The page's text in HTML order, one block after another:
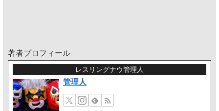
著者プロフィール
レスリングナウ管理人
管理人